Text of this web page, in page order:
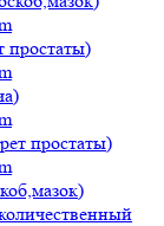
простаты)
простаты)